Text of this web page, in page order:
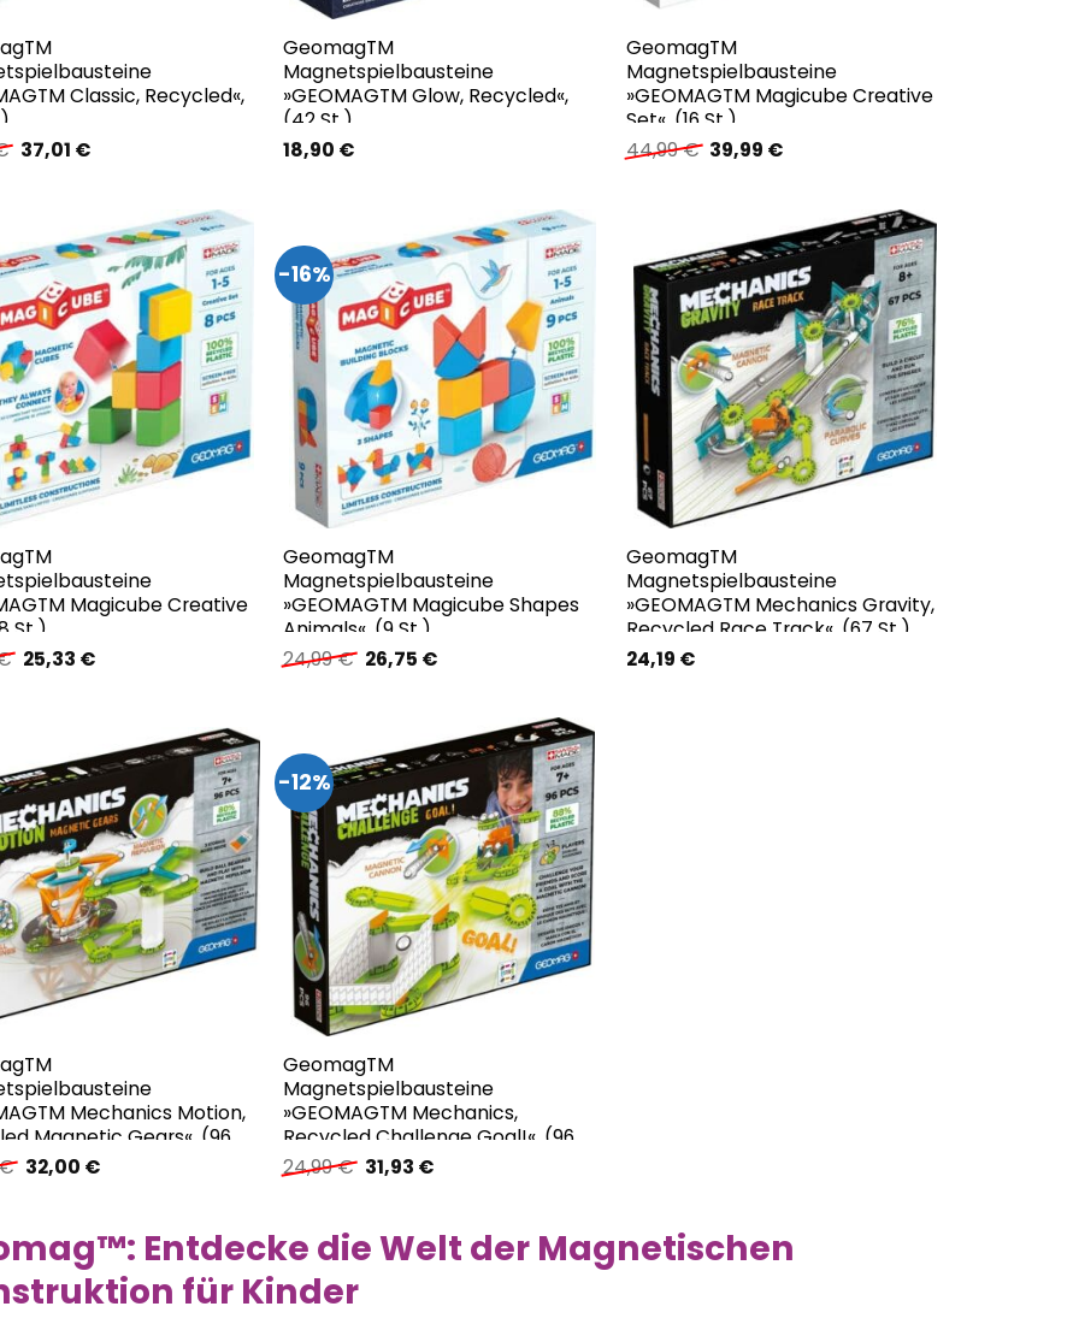
Classic, Recycled«,
Ursprünglicher
Preis
37,01 €Aktueller
GeomagTM
Magnetspielbausteine
»GEOMAGTM Glow, Recycled«,
(42 St.)
18,90 €
GeomagTM
Magnetspielbausteine
»GEOMAGTM Magicube Creative
Set«, (16 St.)
44,99€ Ursprünglicher
Preis
39,99 €Aktueller
Magicube Creative
St.)
Ursprünglicher
Preis
25,33 €Aktueller
-16%
GeomagTM
Magnetspielbausteine
»GEOMAGTM Magicube Shapes
Animals«, (9 St.)
24,99€ Ursprünglicher
Preis
26,75 €Aktueller
GeomagTM
Magnetspielbausteine
»GEOMAGTM Mechanics Gravity,
Recycled Race Track«, (67 St.)
24,19 €
Mechanics Motion,
Magnetic Gears«, (96
Ursprünglicher
Preis
32,00 €Aktueller
-12%
GeomagTM
Magnetspielbausteine
»GEOMAGTM Mechanics,
Recycled Challenge Goal!«, (96
St.)
24,99€ Ursprünglicher
Preis
31,93 €Aktueller
Entdecke die Welt der Magnetischen
für Kinder